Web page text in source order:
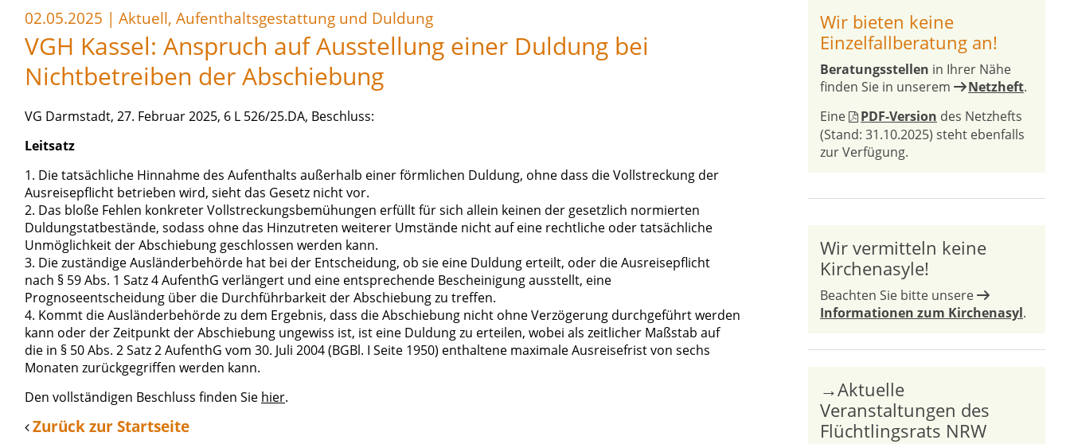
02.05.2025 | Aktuell, Aufenthaltsgestattung und Duldung
VGH Kassel: Anspruch auf Ausstellung einer Duldung bei
Nichtbetreiben der Abschiebung
VG Darmstadt, 27. Februar 2025, 6 L 526/25.DA, Beschluss:
Leitsatz
1. Die tatsächliche Hinnahme des Aufenthalts außerhalb einer förmlichen Duldung, ohne dass die Vollstreckung der
Ausreisepflicht betrieben wird, sieht das Gesetz nicht vor.
2. Das bloße Fehlen konkreter Vollstreckungsbemühungen erfüllt für sich allein keinen der gesetzlich normierten
Duldungstatbestände, sodass ohne das Hinzutreten weiterer Umstände nicht auf eine rechtliche oder tatsächliche
Unmöglichkeit der Abschiebung geschlossen werden kann.
3. Die zuständige Ausländerbehörde hat bei der Entscheidung, ob sie eine Duldung erteilt, oder die Ausreisepflicht
nach § 59 Abs. 1 Satz 4 AufenthG verlängert und eine entsprechende Bescheinigung ausstellt, eine
Prognoseentscheidung über die Durchführbarkeit der Abschiebung zu treffen.
4. Kommt die Ausländerbehörde zu dem Ergebnis, dass die Abschiebung nicht ohne Verzögerung durchgeführt werden
kann oder der Zeitpunkt der Abschiebung ungewiss ist, ist eine Duldung zu erteilen, wobei als zeitlicher Maßstab auf
die in § 50 Abs. 2 Satz 2 AufenthG vom 30. Juli 2004 (BGBl. I Seite 1950) enthaltene maximale Ausreisefrist von sechs
Monaten zurückgegriffen werden kann.
Den vollständigen Beschluss finden Sie hier.
Zurück zur Startseite
Wir bieten keine
Einzelfallberatung an!
Beratungsstellen in Ihrer Nähe
finden Sie in unserem
Netzheft.
Eine
PDF-Version des Netzhefts
(Stand: 31.10.2025) steht ebenfalls
zur Verfügung.
Wir vermitteln keine
Kirchenasyle!
Beachten Sie bitte unsere
Informationen zum Kirchenasyl.
→Aktuelle
Veranstaltungen des
Flüchtlingsrats NRW